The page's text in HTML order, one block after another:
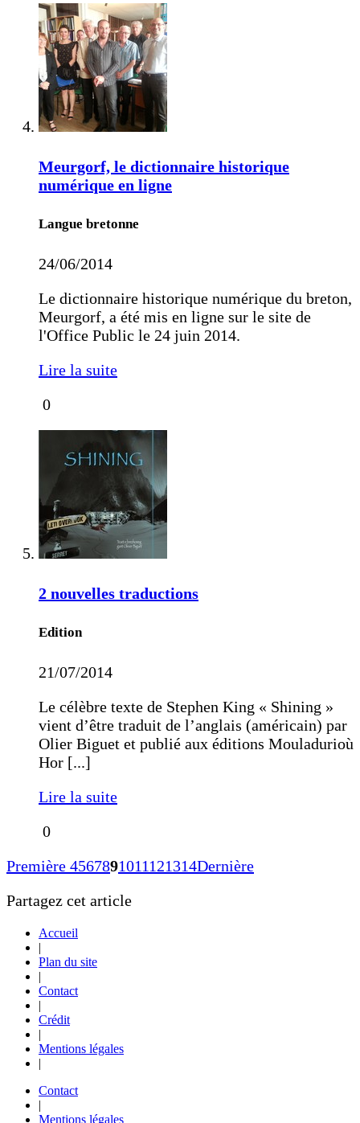
Meurgorf, le dictionnaire historique
numérique en ligne
Langue bretonne
24/06/2014
Le dictionnaire historique numérique du breton,
Meurgorf, a été mis en ligne sur le site de
l'Office Public le 24 juin 2014.
Lire la suite
0
2 nouvelles traductions
Edition
21/07/2014
Le célèbre texte de Stephen King « Shining »
vient d’être traduit de l’anglais (américain) par
Olier Biguet et publié aux éditions Mouladurioù
Hor [...]
Lire la suite
0
Première 4567891011121314Dernière
Partagez cet article
Accueil
|
Plan du site
|
Contact
|
Crédit
|
Mentions légales
|
Contact
|
Mentions légales